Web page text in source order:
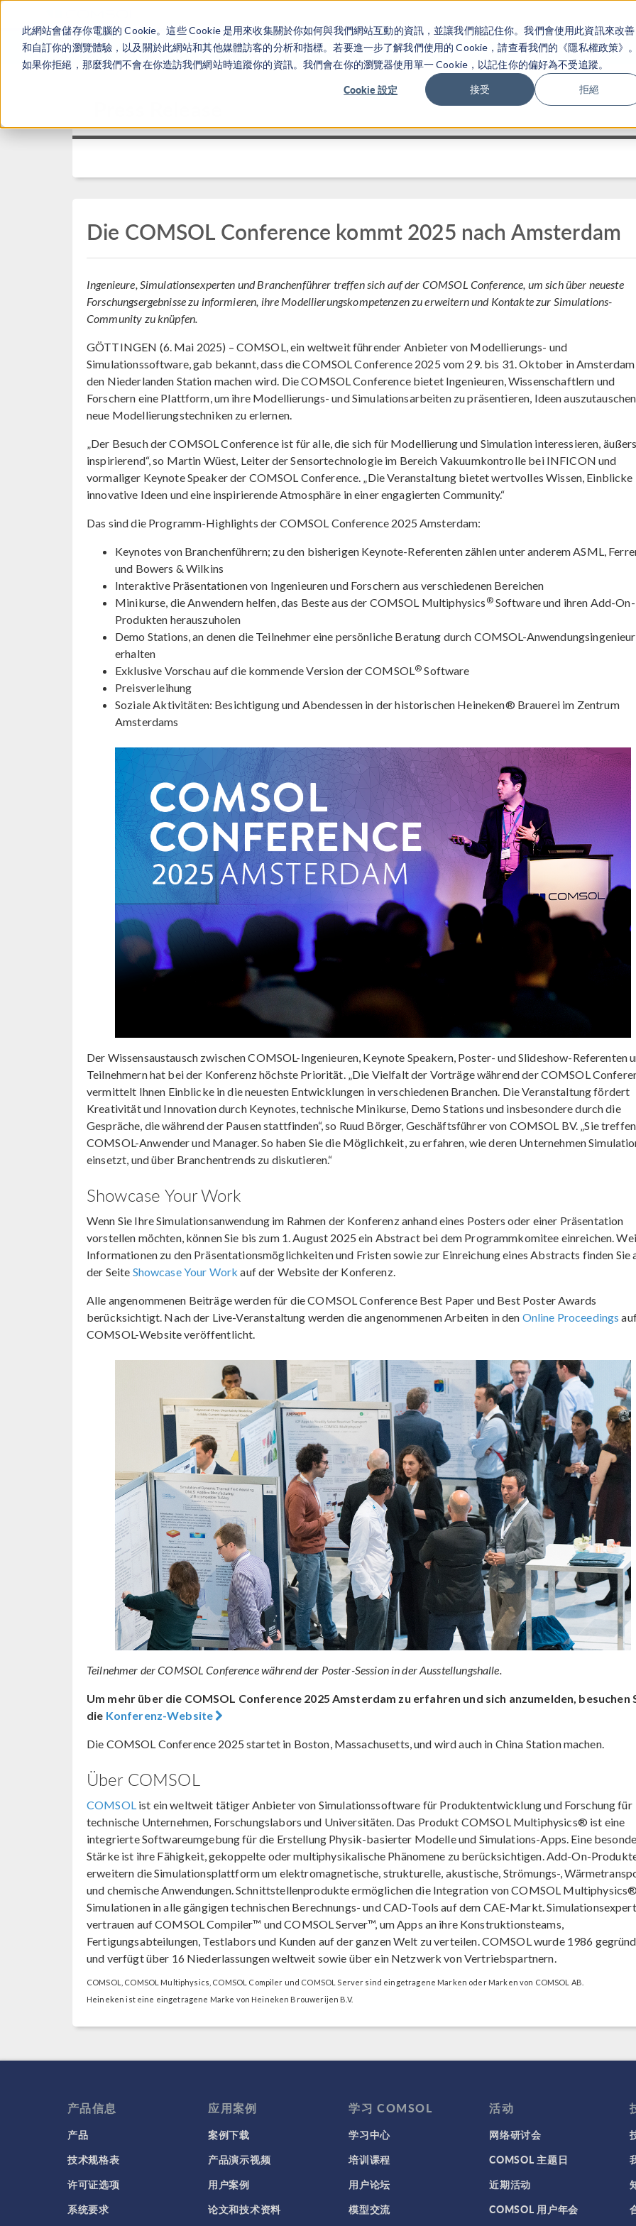
此網站會儲存你電腦的 Cookie。這些 Cookie 是用來收集關於你如何與我們網站互動的資訊，並讓我們能記住你。我們會使用此資訊來改善
和自訂你的瀏覽體驗，以及關於此網站和其他媒體訪客的分析和指標。若要進一步了解我們使用的 Cookie，請查看我們的《隱私權政策》
如果你拒絕，那麼我們不會在你造訪我們網站時追蹤你的資訊。我們會在你的瀏覽器使用單一 Cookie，以記住你的偏好為不受追蹤。
Cookie 設定 接受 拒絕
产品 行业应用
Die COMSOL Conference kommt 2025 nach Amsterdam
Ingenieure, Simulationsexperten und Branchenführer treffen sich auf der COMSOL Conference, um sich über neueste
Forschungsergebnisse zu informieren, ihre Modellierungskompetenzen zu erweitern und Kontakte zur Simulations-
Community zu knüpfen.
GÖTTINGEN (6. Mai 2025) – COMSOL, ein weltweit führender Anbieter von Modellierungs- und
Simulationssoftware, gab bekannt, dass die COMSOL Conference 2025 vom 29. bis 31. Oktober in
den Niederlanden Station machen wird. Die COMSOL Conference bietet Ingenieuren, Wissenschaftlern und
Forschern eine Plattform, um ihre Modellierungs- und Simulationsarbeiten zu präsentieren, Ideen
neue Modellierungstechniken zu erlernen.
„Der Besuch der COMSOL Conference ist für alle, die sich für Modellierung und Simulation interessieren,
inspirierend“, so Martin Wüest, Leiter der Sensortechnologie im Bereich Vakuumkontrolle bei INFICON und
vormaliger Keynote Speaker der COMSOL Conference. „Die Veranstaltung bietet wertvolles Wissen, Einblicke
innovative Ideen und eine inspirierende Atmosphäre in einer engagierten Community.“
Das sind die Programm-Highlights der COMSOL Conference 2025 Amsterdam:
Keynotes von Branchenführern; zu den bisherigen Keynote-Referenten zählen unter anderem ASML,
und Bowers & Wilkins
Interaktive Präsentationen von Ingenieuren und Forschern aus verschiedenen Bereichen
Minikurse, die Anwendern helfen, das Beste aus der COMSOL Multiphysics ®Software und ihren Add-On-
Produkten herauszuholen
Demo Stations, an denen die Teilnehmer eine persönliche Beratung durch COMSOL-
erhalten
Exklusive Vorschau auf die kommende Version der COMSOL® Software
Preisverleihung
Soziale Aktivitäten: Besichtigung und Abendessen in der historischen Heineken® Brauerei im Zentrum
Amsterdams
Der Wissensaustausch zwischen COMSOL-Ingenieuren, Keynote Speakern, Poster- und Slideshow-Referenten
Teilnehmern hat bei der Konferenz höchste Priorität. „Die Vielfalt der Vorträge während der COMSOL
vermittelt Ihnen Einblicke in die neuesten Entwicklungen in verschiedenen Branchen. Die Veranstaltung fördert
Kreativität und Innovation durch Keynotes, technische Minikurse, Demo Stations und insbesondere durch die
Gespräche, die während der Pausen stattfinden“, so Ruud Börger, Geschäftsführer von COMSOL BV. „Sie treffen
COMSOL-Anwender und Manager. So haben Sie die Möglichkeit, zu erfahren, wie deren Unternehmen
einsetzt, und über Branchentrends zu diskutieren.“
Showcase Your Work
Wenn Sie Ihre Simulationsanwendung im Rahmen der Konferenz anhand eines Posters oder einer Präsentation
vorstellen möchten, können Sie bis zum 1. August 2025 ein Abstract bei dem Programmkomitee einreichen.
Informationen zu den Präsentationsmöglichkeiten und Fristen sowie zur Einreichung eines Abstracts finden Sie
der Seite Showcase Your Work auf der Website der Konferenz.
Alle angenommenen Beiträge werden für die COMSOL Conference Best Paper und Best Poster Awards
berücksichtigt. Nach der Live-Veranstaltung werden die angenommenen Arbeiten in den Online Proceedings
COMSOL-Website veröffentlicht.
Teilnehmer der COMSOL Conference während der Poster-Session in der Ausstellungshalle.
Um mehr über die COMSOL Conference 2025 Amsterdam zu erfahren und sich anzumelden, besuchen
die Konferenz-Website
Die COMSOL Conference 2025 startet in Boston, Massachusetts, und wird auch in China Station machen.
Über COMSOL
COMSOL ist ein weltweit tätiger Anbieter von Simulationssoftware für Produktentwicklung und Forschung für
technische Unternehmen, Forschungslabors und Universitäten. Das Produkt COMSOL Multiphysics® ist eine
integrierte Softwareumgebung für die Erstellung Physik-basierter Modelle und Simulations-Apps. Eine
Stärke ist ihre Fähigkeit, gekoppelte oder multiphysikalische Phänomene zu berücksichtigen. Add-On-
erweitern die Simulationsplattform um elektromagnetische, strukturelle, akustische, Strömungs-,
und chemische Anwendungen. Schnittstellenprodukte ermöglichen die Integration von COMSOL
Simulationen in alle gängigen technischen Berechnungs- und CAD-Tools auf dem CAE-Markt.
vertrauen auf COMSOL Compiler™ und COMSOL Server™, um Apps an ihre Konstruktionsteams,
Fertigungsabteilungen, Testlabors und Kunden auf der ganzen Welt zu verteilen. COMSOL wurde 1986
und verfügt über 16 Niederlassungen weltweit sowie über ein Netzwerk von Vertriebspartnern.
COMSOL, COMSOL Multiphysics, COMSOL Compiler und COMSOL Server sind eingetragene Marken oder Marken von COMSOL AB.
Heineken ist eine eingetragene Marke von Heineken Brouwerijen B.V.
产品信息
产品
技术规格表
许可证选项
系统要求
应用案例
案例下载
产品演示视频
用户案例
论文和技术资料
学习 COMSOL
学习中心
培训课程
用户论坛
模型交流
活动
网络研讨会
COMSOL 主题日
近期活动
COMSOL 用户年会